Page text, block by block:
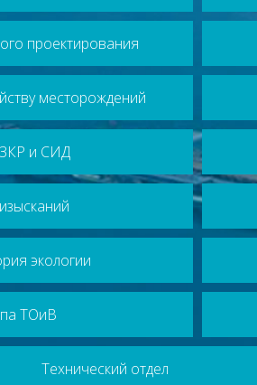
проектирования
месторождений
и СИД
экологии
ТОиВ
Технический отдел